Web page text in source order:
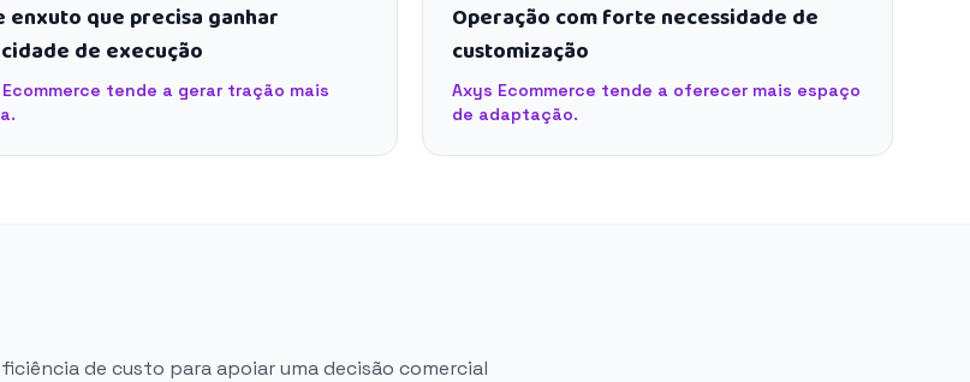
enxuto que precisa ganhar
de execução
tende a gerar tração mais
Operação com forte necessidade de
customização
Axys Ecommerce tende a oferecer mais espaço
de adaptação.
de custo para apoiar uma decisão comercial